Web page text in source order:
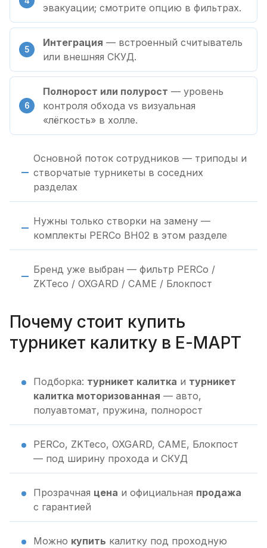
эвакуации; смотрите опцию в фильтрах.
Интеграция — встроенный считыватель
или внешняя СКУД.
Полнорост или полурост — уровень
контроля обхода vs визуальная
«лёгкость» в холле.
Основной поток сотрудников — триподы и
створчатые турникеты в соседних
разделах
Нужны только створки на замену —
комплекты PERCo BH02 в этом разделе
Бренд уже выбран — фильтр PERCo /
ZKTeco / OXGARD / CAME / Блокпост
Почему стоит купить
турникет калитку в Е-МАРТ
Подборка: турникет калитка и турникет
калитка моторизованная — авто,
полуавтомат, пружина, полнорост
PERCo, ZKTeco, OXGARD, CAME, Блокпост
— под ширину прохода и СКУД
Прозрачная цена и официальная продажа
с гарантией
Можно купить калитку под проходную